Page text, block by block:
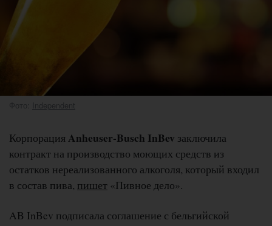
Фото: Independent
Корпорация Anheuser-Busch InBev заключила
контракт на производство моющих средств из
остатков нереализованного алкоголя, который входил
в состав пива, пишет «Пивное дело».
AB InBev подписала соглашение с бельгийской